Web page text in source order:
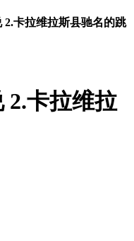
2.卡拉维拉斯县驰名的跳
2.卡拉维拉